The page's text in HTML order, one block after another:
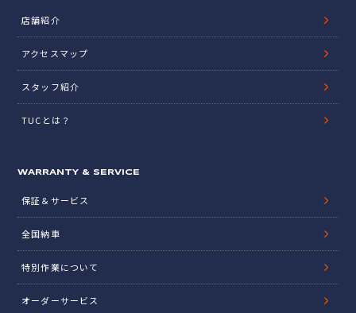
店舗紹介
アクセスマップ
スタッフ紹介
TUCとは？
WARRANTY & SERVICE
保証＆サービス
全国納車
特別作業について
オーダーサービス